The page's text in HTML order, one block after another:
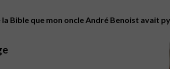
que mon oncle André Benoist avait